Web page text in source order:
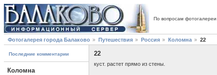
По вопросам
Фотогалерея города Балаково Путешествия Россия Коломна 22
Последние комментарии
Коломна
22
куст. растет прямо из стены.